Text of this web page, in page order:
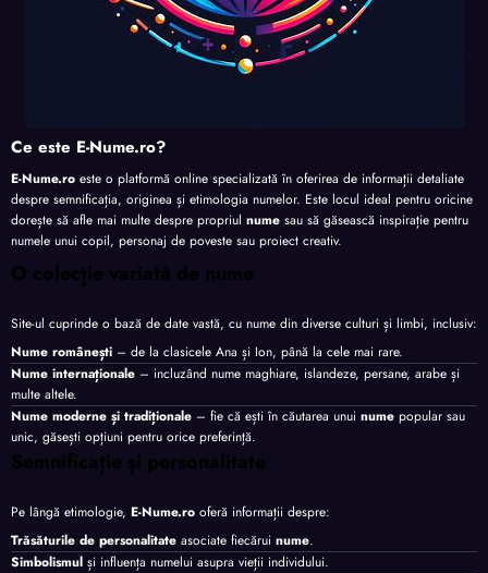
Ce este E-Nume.ro?
E-Nume.ro este o platformă online specializată în oferirea de informații detaliate
despre semnificația, originea și etimologia numelor. Este locul ideal pentru oricine
dorește să afle mai multe despre propriul nume sau să găsească inspirație pentru
numele unui copil, personaj de poveste sau proiect creativ.
O colecție variată de nume
Site-ul cuprinde o bază de date vastă, cu nume din diverse culturi și limbi, inclusiv:
Nume românești – de la clasicele Ana și Ion, până la cele mai rare.
Nume internaționale – incluzând nume maghiare, islandeze, persane, arabe și
multe altele.
Nume moderne și tradiționale – fie că ești în căutarea unui nume popular sau
unic, găsești opțiuni pentru orice preferință.
Semnificație și personalitate
Pe lângă etimologie, E-Nume.ro oferă informații despre:
Trăsăturile de personalitate asociate fiecărui nume.
Simbolismul și influența numelui asupra vieții individului.